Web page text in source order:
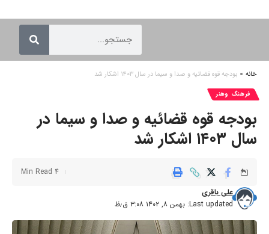
خانه » بودجه قوه قضائیه و صدا و سیما در سال ۱۴۰۳ اشکار شد
فرهنگ وهنر
بودجه قوه قضائیه و صدا و سیما در
سال ۱۴۰۳ اشکار شد
Last updated: بهمن ۸, ۱۴۰۲ ۳:۰۸ ق٫ظ
علی باقری
4 Min Read